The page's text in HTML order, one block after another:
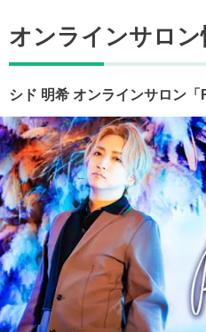
オンラインサロン
シド 明希 オンラインサロン「